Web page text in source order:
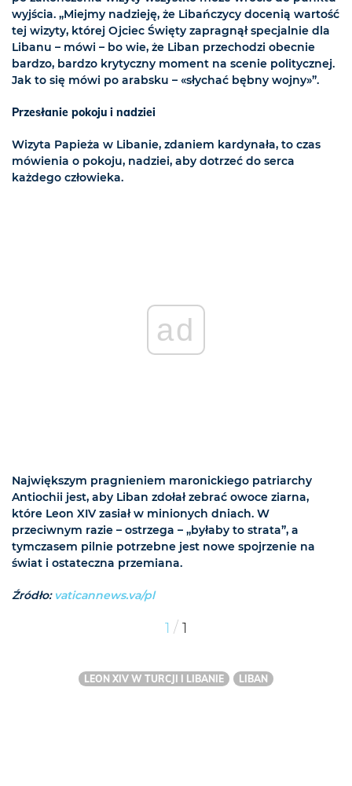
wyjścia. „Miejmy nadzieję, że Libańczycy docenią wartość
tej wizyty, której Ojciec Święty zapragnął specjalnie dla
Libanu – mówi – bo wie, że Liban przechodzi obecnie
bardzo, bardzo krytyczny moment na scenie politycznej.
Jak to się mówi po arabsku – «słychać bębny wojny»”.
Przesłanie pokoju i nadziei
Wizyta Papieża w Libanie, zdaniem kardynała, to czas
mówienia o pokoju, nadziei, aby dotrzeć do serca
każdego człowieka.
ad
Największym pragnieniem maronickiego patriarchy
Antiochii jest, aby Liban zdołał zebrać owoce ziarna,
które Leon XIV zasiał w minionych dniach. W
przeciwnym razie – ostrzega – „byłaby to strata”, a
tymczasem pilnie potrzebne jest nowe spojrzenie na
świat i ostateczna przemiana.
Źródło: vaticannews.va/pl
1 / 1
LEON XIV W TURCJI I LIBANIE LIBAN